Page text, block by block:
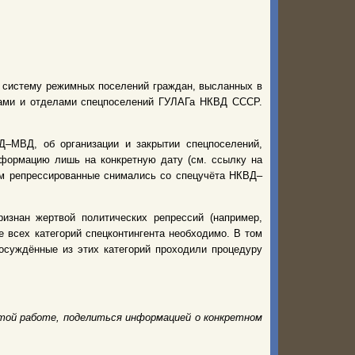
режимных поселений граждан, высланных в
и отделами спецпоселений ГУЛАГа НКВД СССР.
об организации и закрытии спецпоселений,
лишь на конкретную дату (см. ссылку на
репрессированные снимались со спецучёта НКВД–
жертвой политических репрессий (например,
категорий спецконтингента необходимо. В том
из этих категорий проходили процедуру
работе, поделиться информацией о конкретном